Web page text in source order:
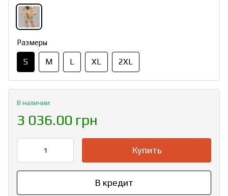
Размеры
S M L XL 2XL
В наличии
3 036.00 грн
Купить
В кредит